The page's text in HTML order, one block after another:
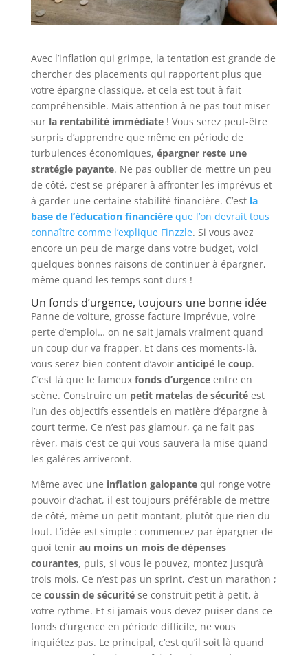
Avec l’inflation qui grimpe, la tentation est grande de
chercher des placements qui rapportent plus que
votre épargne classique, et cela est tout à fait
compréhensible. Mais attention à ne pas tout miser
sur la rentabilité immédiate! Vous serez peut-être
surpris d’apprendre que même en période de
turbulences économiques, épargner reste une
stratégie payante. Ne pas oublier de mettre un peu
de côté, c’est se préparer à affronter les imprévus et
à garder une certaine stabilité financière. C’est la
base de l’éducation financièreque l’on devrait tous
connaître comme l’explique Finzzle. Si vous avez
encore un peu de marge dans votre budget, voici
quelques bonnes raisons de continuer à épargner,
même quand les temps sont durs !
Un fonds d’urgence, toujours une bonne idée
Panne de voiture, grosse facture imprévue, voire
perte d’emploi… on ne sait jamais vraiment quand
un coup dur va frapper. Et dans ces moments-là,
vous serez bien content d’avoir anticipé le coup.
C’est là que le fameux fonds d’urgenceentre en
scène. Construire un petit matelas de sécuritéest
l’un des objectifs essentiels en matière d’épargne à
court terme. Ce n’est pas glamour, ça ne fait pas
rêver, mais c’est ce qui vous sauvera la mise quand
les galères arriveront.
Même avec une inflation galopantequi ronge votre
pouvoir d’achat, il est toujours préférable de mettre
de côté, même un petit montant, plutôt que rien du
tout. L’idée est simple : commencez par épargner de
quoi tenir au moins un mois de dépenses
courantes, puis, si vous le pouvez, montez jusqu’à
trois mois. Ce n’est pas un sprint, c’est un marathon ;
ce coussin de sécuritése construit petit à petit, à
votre rythme. Et si jamais vous devez puiser dans ce
fonds d’urgence en période difficile, ne vous
inquiétez pas. Le principal, c’est qu’il soit là quand